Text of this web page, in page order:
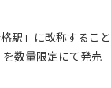
駅」に改称すること
数量限定にて発売